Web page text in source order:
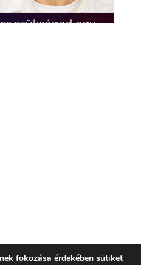
fokozása érdekében sütiket